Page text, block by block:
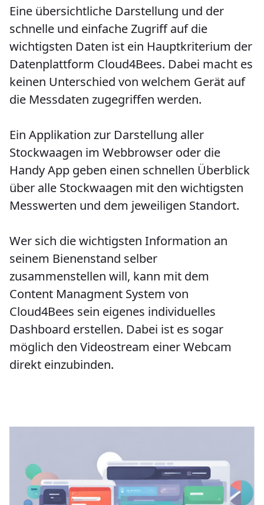
Eine übersichtliche Darstellung und der
schnelle und einfache Zugriff auf die
wichtigsten Daten ist ein Hauptkriterium der
Datenplattform Cloud4Bees. Dabei macht es
keinen Unterschied von welchem Gerät auf
die Messdaten zugegriffen werden.
Ein Applikation zur Darstellung aller
Stockwaagen im Webbrowser oder die
Handy App geben einen schnellen Überblick
über alle Stockwaagen mit den wichtigsten
Messwerten und dem jeweiligen Standort.
Wer sich die wichtigsten Information an
seinem Bienenstand selber
zusammenstellen will, kann mit dem
Content Managment System von
Cloud4Bees sein eigenes individuelles
Dashboard erstellen. Dabei ist es sogar
möglich den Videostream einer Webcam
direkt einzubinden.